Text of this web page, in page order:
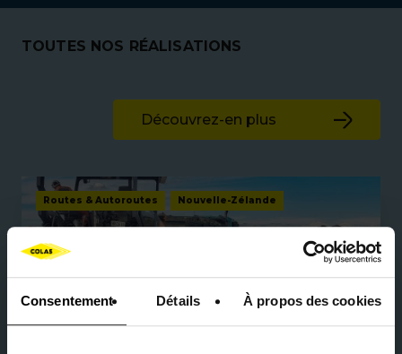
Consentement Détails À propos des cookies
TOUTES NOS RÉALISATIONS
Découvrez-en plus
Routes & Autoroutes Nouvelle-Zélande